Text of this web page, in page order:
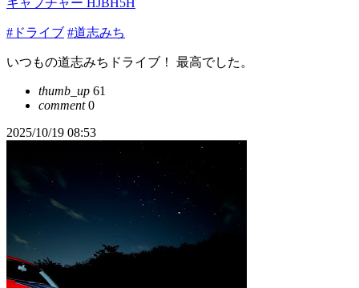
キャプチャー HJBH5H
#ドライブ #道志みち
いつもの道志みちドライブ！ 最高でした。
thumb_up 61
comment0
2025/10/19 08:53